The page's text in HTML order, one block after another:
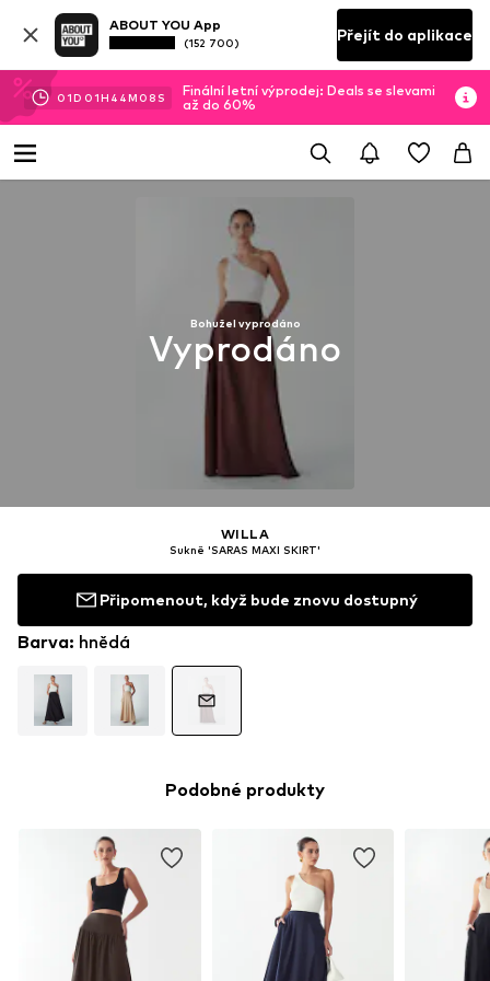
ABOUT YOU App
(152 700) Přejít do aplikace
01D 01H 44M 08 S
Finální letní výprodej: Deals se slevami
až do 60%
Bohužel vyprodáno
Vyprodáno
WILLA
Sukně 'SARAS MAXI SKIRT'
Připomenout, když bude znovu dostupný
Barva: hnědá
Podobné produkty